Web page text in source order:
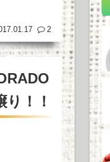
2
！！